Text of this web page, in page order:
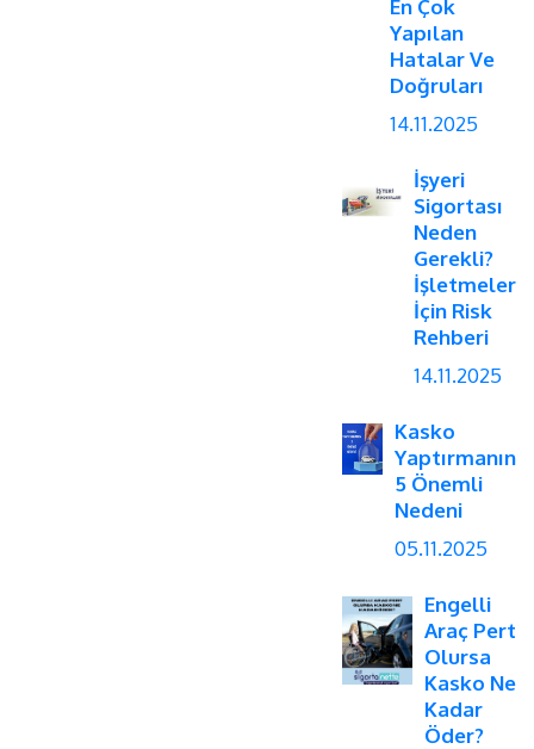
En Çok
Yapılan
Hatalar Ve
Doğruları
14.11.2025
İşyeri
Sigortası
Neden
Gerekli?
İşletmeler
İçin Risk
Rehberi
14.11.2025
Kasko
Yaptırmanın
5 Önemli
Nedeni
05.11.2025
Engelli
Araç Pert
Olursa
Kasko Ne
Kadar
Öder?